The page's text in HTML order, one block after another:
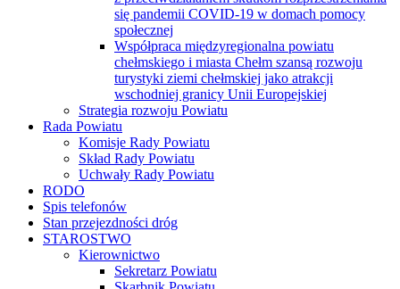
się pandemii COVID-19 w domach pomocy
społecznej
Współpraca międzyregionalna powiatu
chełmskiego i miasta Chełm szansą rozwoju
turystyki ziemi chełmskiej jako atrakcji
wschodniej granicy Unii Europejskiej
Strategia rozwoju Powiatu
Rada Powiatu
Komisje Rady Powiatu
Skład Rady Powiatu
Uchwały Rady Powiatu
RODO
Spis telefonów
Stan przejezdności dróg
STAROSTWO
Kierownictwo
Sekretarz Powiatu